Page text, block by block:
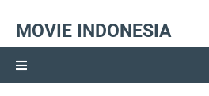
MOVIE INDONESIA